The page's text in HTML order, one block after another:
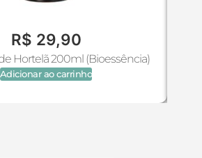
R$ 29,90
Hortelã 200ml (Bioessência)
Adicionar ao carrinho